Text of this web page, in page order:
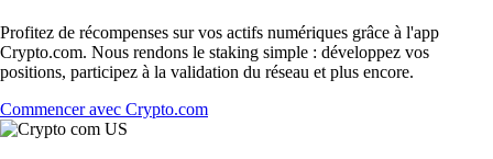
Profitez de récompenses sur vos actifs numériques grâce à l'app
Crypto.com. Nous rendons le staking simple : développez vos
positions, participez à la validation du réseau et plus encore.
Commencer avec Crypto.com